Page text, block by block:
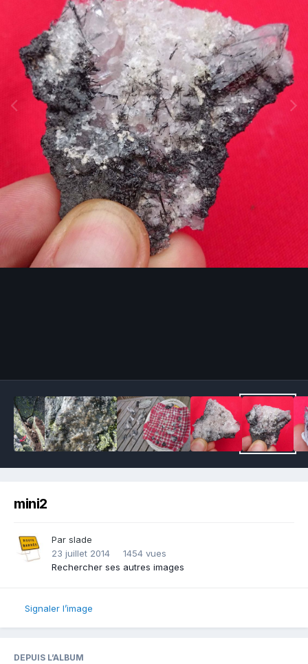
mini2
Par slade
23 juillet 2014
1454 vues
Rechercher ses autres images
Signaler l’image
DEPUIS L’ALBUM